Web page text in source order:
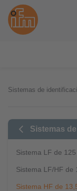
Sistemas de
Sistemas
Sistema LF de 125
Sistema LF/HF de
Sistema HF de